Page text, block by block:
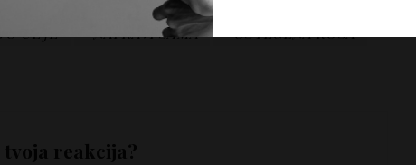
ULJE NAPRAVI SAMA
OSTECENA KOSA
tvoja reakcija?